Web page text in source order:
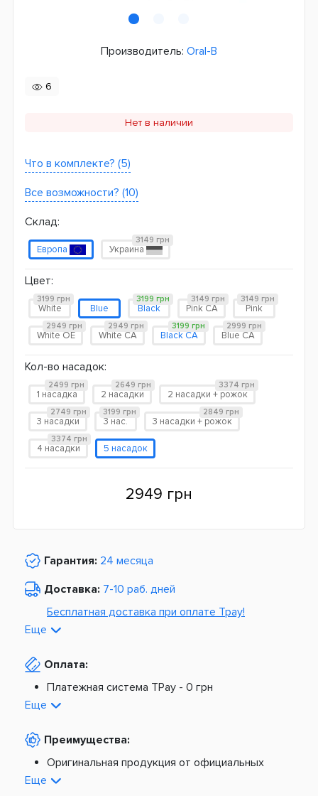
Производитель: Oral-B
6
Нет в наличии
Что в комплекте? (5)
Все возможности? (10)
Склад:
Европа Украина
3149 грн
Цвет:
White
3199 грн
Blue Black
3199 грн
Pink CA
3149 грн
Pink
3149 грн
White OE
2949 грн
White CA
2949 грн
Black CA
3199 грн
Blue CA
2999 грн
Кол-во насадок:
1 насадка
2499 грн
2 насадки
2649 грн
2 насадки + рожок
3374 грн
3 насадки
2749 грн
3 нас.
3199 грн
3 насадки + рожок
2849 грн
4 насадки
3374 грн
5 насадок
2949 грн
Гарантия: 24 месяца
Доставка: 7-10 раб. дней
Бесплатная доставка при оплате Tpay!
Из Европы от
Платная доставка по Украине:
По тарифам Укрпочты
Платная доставка из Европы:
Новая почта -
Еще
Оплата:
Платежная система TPay - 0 грн
На расчетный счет -
Еще
Преимущества:
Оригинальная продукция от официальных
поставщиков
Еще